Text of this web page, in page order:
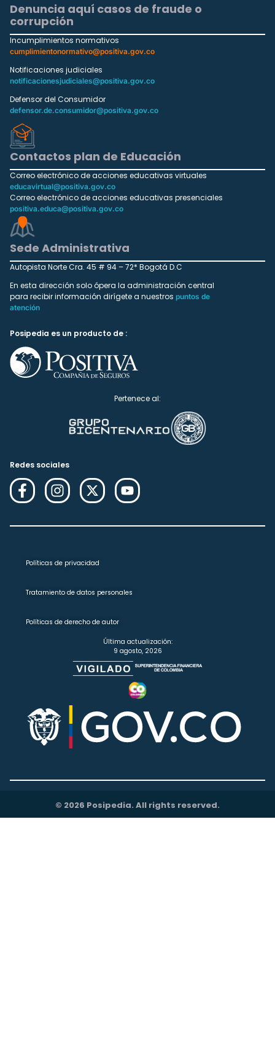
Denuncia aquí casos de fraude o
corrupción
Incumplimientos normativos
cumplimientonormativo@positiva.gov.co
Notificaciones judiciales
notificacionesjudiciales@positiva.gov.co
Defensor del Consumidor
defensor.de.consumidor@positiva.gov.co
Contactos plan de Educación
Correo electrónico de acciones educativas virtuales
educavirtual@positiva.gov.co
Correo electrónico de acciones educativas presenciales
positiva.educa@positiva.gov.co
Sede Administrativa
Autopista Norte Cra. 45 # 94 – 72* Bogotá D.C
En esta dirección solo ópera la administración central
para recibir información dirígete a nuestros puntos de
atención
Posipedia es un producto de :
Pertenece al:
Redes sociales
Políticas de privacidad
Tratamiento de datos personales
Políticas de derecho de autor
Última actualización:
9 agosto, 2026
© 2026 Posipedia. All rights reserved.